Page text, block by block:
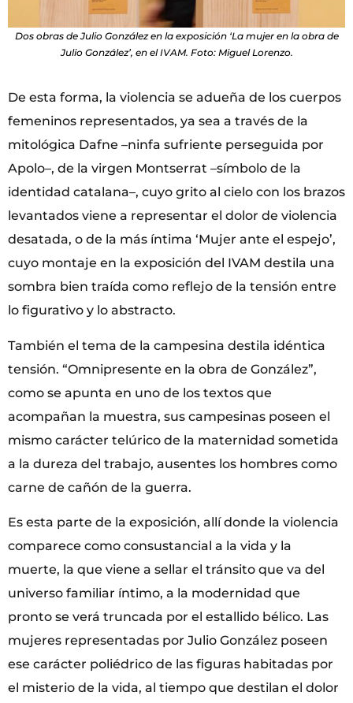
Dos obras de Julio González en la exposición ‘La mujer en la obra de
Julio González’, en el IVAM. Foto: Miguel Lorenzo.
De esta forma, la violencia se adueña de los cuerpos
femeninos representados, ya sea a través de la
mitológica Dafne –ninfa sufriente perseguida por
Apolo–, de la virgen Montserrat –símbolo de la
identidad catalana–, cuyo grito al cielo con los brazos
levantados viene a representar el dolor de violencia
desatada, o de la más íntima ‘Mujer ante el espejo’,
cuyo montaje en la exposición del IVAM destila una
sombra bien traída como reflejo de la tensión entre
lo figurativo y lo abstracto.
También el tema de la campesina destila idéntica
tensión. “Omnipresente en la obra de González”,
como se apunta en uno de los textos que
acompañan la muestra, sus campesinas poseen el
mismo carácter telúrico de la maternidad sometida
a la dureza del trabajo, ausentes los hombres como
carne de cañón de la guerra.
Es esta parte de la exposición, allí donde la violencia
comparece como consustancial a la vida y la
muerte, la que viene a sellar el tránsito que va del
universo familiar íntimo, a la modernidad que
pronto se verá truncada por el estallido bélico. Las
mujeres representadas por Julio González poseen
ese carácter poliédrico de las figuras habitadas por
el misterio de la vida, al tiempo que destilan el dolor